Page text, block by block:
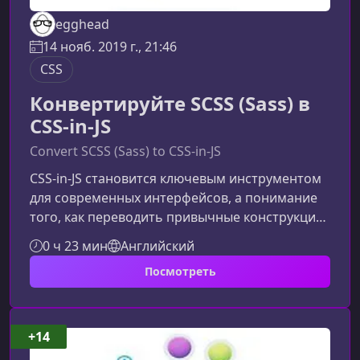
egghead
14 нояб. 2019 г., 21:46
CSS
Конвертируйте SCSS (Sass) в
CSS-in-JS
Convert SCSS (Sass) to CSS-in-JS
CSS-in-JS становится ключевым инструментом
для современных интерфейсов, а понимание
того, как переводить привычные конструкции
SCSS (Sass) в этот формат, помогает
разработчикам создавать масштабируемые и
устойчивые стили. В этом материале мы
грамотно и эффективно.Что такое SCSS и
зачем его переводить в CSS-in-JSSCSS
предоставляет удобные возможности:
0 ч 23 мин Английский
Посмотреть
+14